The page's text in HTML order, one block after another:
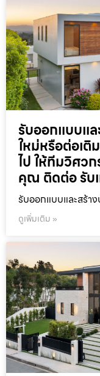
รับออกแบบแล
ใหม่หรือต่อเติ
ไป ให้ทีมวิศว
คุณ ติดต่อ รับ
รับออกแบบและสร้า
ดูเพิ่มเติม »